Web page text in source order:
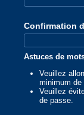
Confirmation
Astuces de
Veuillez
minimum de
Veuillez
de passe.